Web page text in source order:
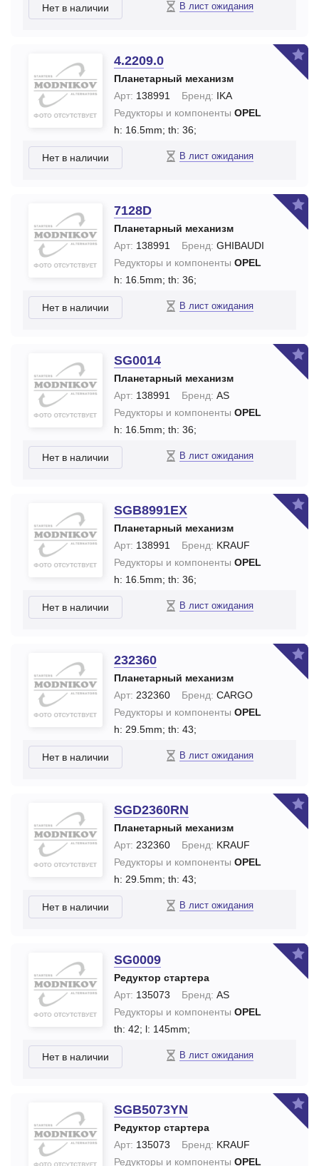
Нет в наличии В лист ожидания
4.2209.0
Планетарный механизм
Арт: 138991 Бренд: IKA
Редукторы и компоненты OPEL
h: 16.5mm; th: 36;
Нет в наличии В лист ожидания
7128D
Планетарный механизм
Арт: 138991 Бренд: GHIBAUDI
Редукторы и компоненты OPEL
h: 16.5mm; th: 36;
Нет в наличии В лист ожидания
SG0014
Планетарный механизм
Арт: 138991 Бренд: AS
Редукторы и компоненты OPEL
h: 16.5mm; th: 36;
Нет в наличии В лист ожидания
SGB8991EX
Планетарный механизм
Арт: 138991 Бренд: KRAUF
Редукторы и компоненты OPEL
h: 16.5mm; th: 36;
Нет в наличии В лист ожидания
232360
Планетарный механизм
Арт: 232360 Бренд: CARGO
Редукторы и компоненты OPEL
h: 29.5mm; th: 43;
Нет в наличии В лист ожидания
SGD2360RN
Планетарный механизм
Арт: 232360 Бренд: KRAUF
Редукторы и компоненты OPEL
h: 29.5mm; th: 43;
Нет в наличии В лист ожидания
SG0009
Редуктор стартера
Арт: 135073 Бренд: AS
Редукторы и компоненты OPEL
th: 42; l: 145mm;
Нет в наличии В лист ожидания
SGB5073YN
Редуктор стартера
Арт: 135073 Бренд: KRAUF
Редукторы и компоненты OPEL